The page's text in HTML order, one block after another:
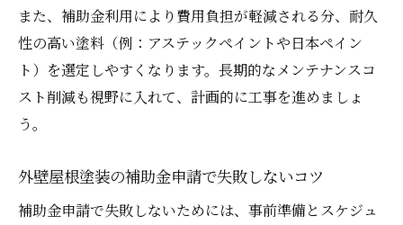
また、補助金利用により費用負担が軽減される分、耐久
性の高い塗料（例：アステックペイントや日本ペイン
ト）を選定しやすくなります。長期的なメンテナンスコ
スト削減も視野に入れて、計画的に工事を進めましょ
う。
外壁屋根塗装の補助金申請で失敗しないコツ
補助金申請で失敗しないためには、事前準備とスケジュ